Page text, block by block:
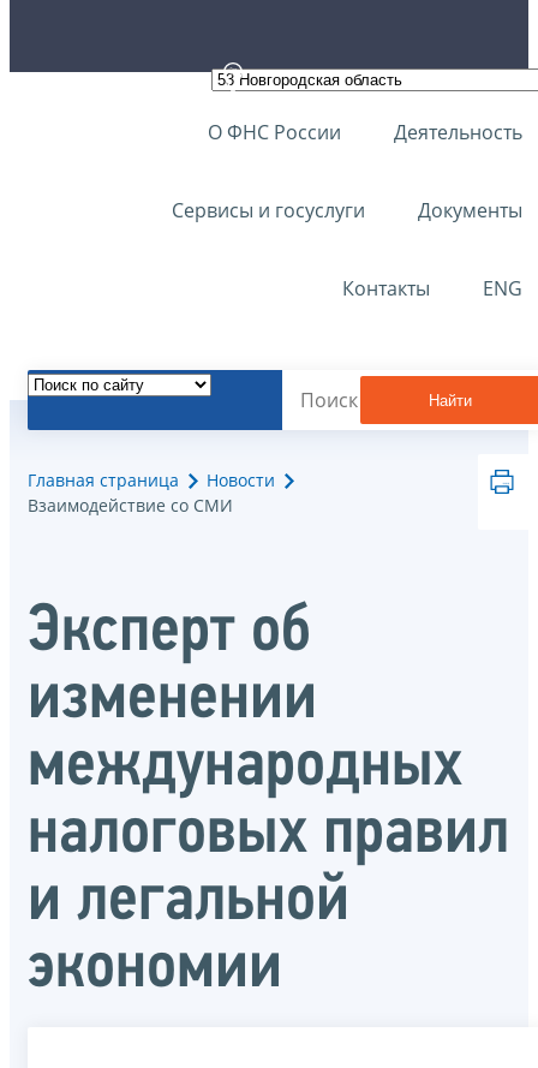
О ФНС России Деятельность
Сервисы и госуслуги Документы
Контакты ENG
Найти
Главная страница
Новости
Взаимодействие со СМИ
Эксперт об
изменении
международных
налоговых правил
и легальной
экономии